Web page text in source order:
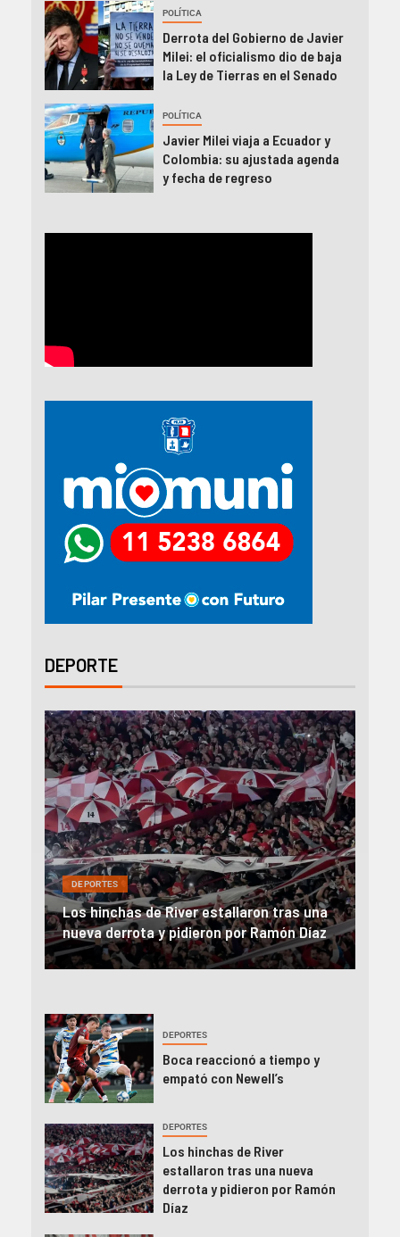
POLÍTICA
Derrota del Gobierno de Javier
Milei: el oficialismo dio de baja
la Ley de Tierras en el Senado
POLÍTICA
Javier Milei viaja a Ecuador y
Colombia: su ajustada agenda
y fecha de regreso
DEPORTE
DEPORTES
River, en caída libre: perdió con Central y
el Monumental explotó
DEPORTES
Boca reaccionó a tiempo y
empató con Newell’s
DEPORTES
Los hinchas de River
estallaron tras una nueva
derrota y pidieron por Ramón
Díaz